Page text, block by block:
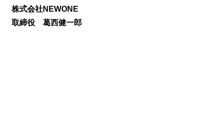
株式会社NEWONE
取締役 葛西健一郎